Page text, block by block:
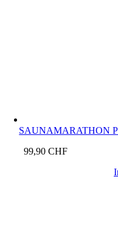
SAUNAMARATHON
99,90CHF